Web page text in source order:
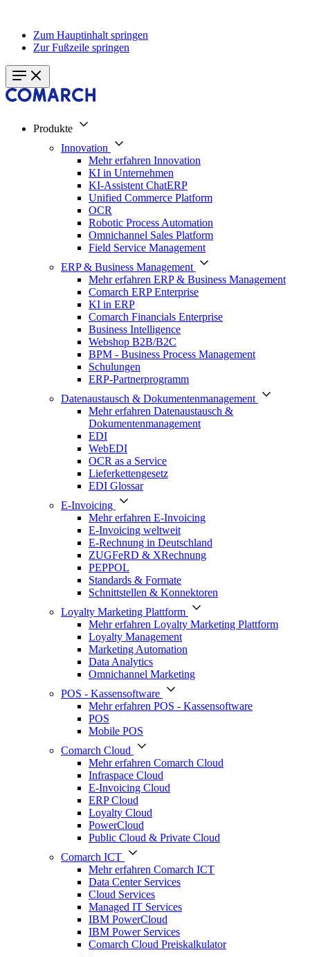
Zum Hauptinhalt springen
Zur Fußzeile springen
Produkte
Innovation
Mehr erfahren Innovation
KI in Unternehmen
KI-Assistent ChatERP
Unified Commerce Platform
OCR
Robotic Process Automation
Omnichannel Sales Platform
Field Service Management
ERP & Business Management
Mehr erfahren ERP & Business Management
Comarch ERP Enterprise
KI in ERP
Comarch Financials Enterprise
Business Intelligence
Webshop B2B/B2C
BPM - Business Process Management
Schulungen
ERP-Partnerprogramm
Datenaustausch & Dokumentenmanagement
Mehr erfahren Datenaustausch &
Dokumentenmanagement
EDI
WebEDI
OCR as a Service
Lieferkettengesetz
EDI Glossar
E-Invoicing
Mehr erfahren E-Invoicing
E-Invoicing weltweit
E-Rechnung in Deutschland
ZUGFeRD & XRechnung
PEPPOL
Standards & Formate
Schnittstellen & Konnektoren
Loyalty Marketing Plattform
Mehr erfahren Loyalty Marketing Plattform
Loyalty Management
Marketing Automation
Data Analytics
Omnichannel Marketing
POS - Kassensoftware
Mehr erfahren POS - Kassensoftware
POS
Mobile POS
Comarch Cloud
Mehr erfahren Comarch Cloud
Infraspace Cloud
E-Invoicing Cloud
ERP Cloud
Loyalty Cloud
PowerCloud
Public Cloud & Private Cloud
Comarch ICT
Mehr erfahren Comarch ICT
Data Center Services
Cloud Services
Managed IT Services
IBM PowerCloud
IBM Power Services
Comarch Cloud Preiskalkulator